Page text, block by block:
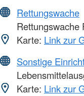
Rettungswache
Rettungswache
Karte: Link zur
Sonstige
Karte: Link zur